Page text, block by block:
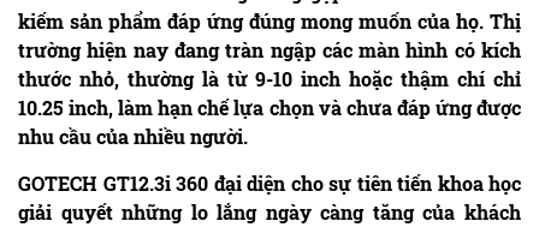
kiếm sản phẩm đáp ứng đúng mong muốn của họ. Thị
trường hiện nay đang tràn ngập các màn hình có kích
thước nhỏ, thường là từ 9-10 inch hoặc thậm chí chỉ
10.25 inch, làm hạn chế lựa chọn và chưa đáp ứng được
nhu cầu của nhiều người.
GOTECH GT12.3i 360 đại diện cho sự tiên tiến khoa học
giải quyết những lo lắng ngày càng tăng của khách